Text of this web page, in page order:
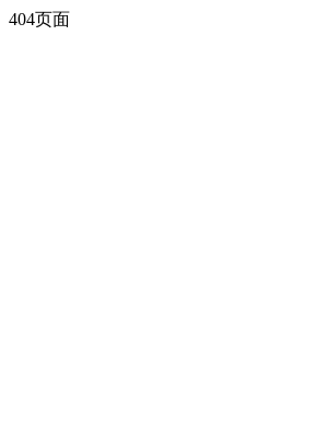
404页面